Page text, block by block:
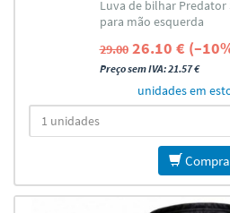
Luva de bilhar Predator
para mão esquerda
29.00 26.10 €
Preço sem IVA: 21.57 €
unidades em